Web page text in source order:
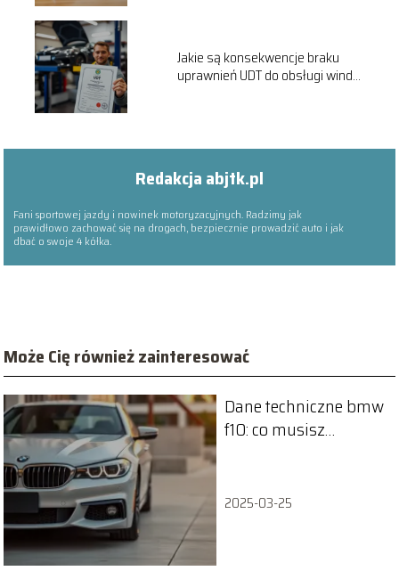
Jakie są konsekwencje braku
uprawnień UDT do obsługi windy
Redakcja abjtk.pl
Fani sportowej jazdy i nowinek motoryzacyjnych. Radzimy jak
prawidłowo zachować się na drogach, bezpiecznie prowadzić auto i jak
dbać o swoje 4 kółka.
Może Cię również zainteresować
Dane techniczne bmw
f10: co musisz
2025-03-25